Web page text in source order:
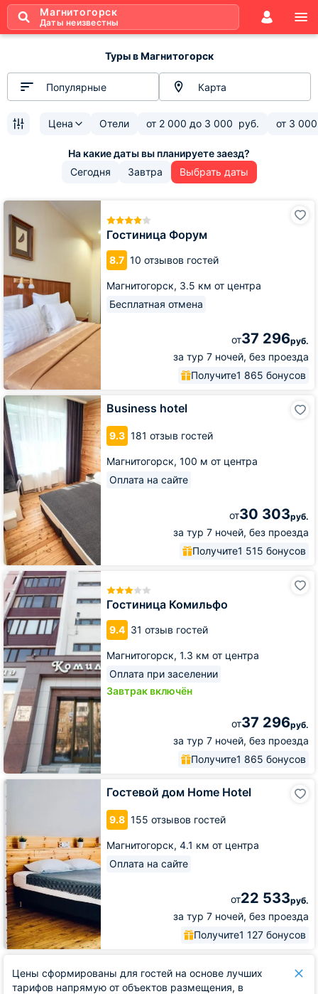
Магнитогорск
Даты неизвестны
Туры в Магнитогорск
Популярные Карта
Цена Отели от 2 000 до 3 000 руб. от 3 000
Сегодня Завтра Выбрать даты
Гостиница Форум
8.7 10 отзывов гостей
Магнитогорск, 3.5 км от центра
Бесплатная отмена
от37 296руб.
за тур 7 ночей, без проезда
Получите1 865 бонусов
Гостиница
Форум
Business hotel
9.3 181 отзыв гостей
Магнитогорск, 100 м от центра
Оплата на сайте
от30 303руб.
за тур 7 ночей, без проезда
Получите1 515 бонусов
Business
hotel
Гостиница Комильфо
9.4 31 отзыв гостей
Магнитогорск, 1.3 км от центра
Оплата при заселении
Завтрак включён
от37 296руб.
за тур 7 ночей, без проезда
Получите1 865 бонусов
Гостиница
Комильфо
Гостевой дом Home Hotel
9.8 155 отзывов гостей
Магнитогорск, 4.1 км от центра
Оплата на сайте
от22 533руб.
за тур 7 ночей, без проезда
Получите1 127 бонусов
Гостевой
дом
Home
Hotel
Цены сформированы для гостей на основе лучших
тарифов напрямую от объектов размещения, в